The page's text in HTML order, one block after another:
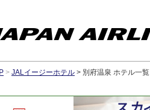
> JALイージーホテル > 別府温泉 ホテル一覧